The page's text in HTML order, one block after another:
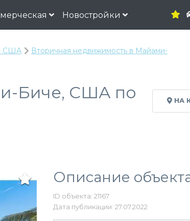
Новостройки
США
Вторичная недвижимость в Майами-
НА
Биче, США по
Описание
ID объекта: 21167
Дата публикации: 27.07.2022